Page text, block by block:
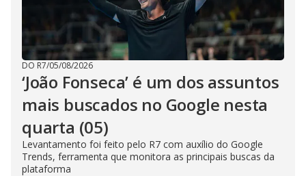
DO R7/05/08/2026
‘João Fonseca’ é um dos assuntos
mais buscados no Google nesta
quarta (05)
Levantamento foi feito pelo R7 com auxílio do Google
Trends, ferramenta que monitora as principais buscas da
plataforma